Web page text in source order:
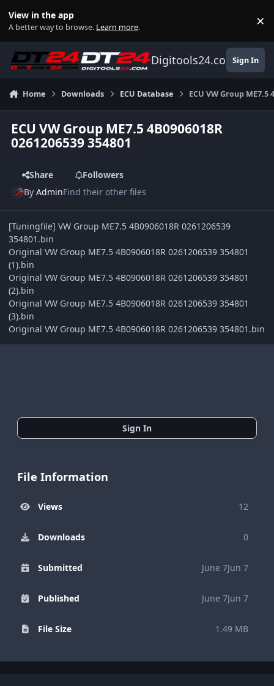
View in the app
A better way to browse. Learn more. ×
Digitools24.comSign In
Home Downloads ECU Database ECU VW Group ME7.5
ECU VW Group ME7.5 4B0906018R
0261206539 354801
Share
Followers
ByAdminFind their other files
[Tuningfile] VW Group ME7.5 4B0906018R 0261206539
354801.bin
Original VW Group ME7.5 4B0906018R 0261206539 354801
(1).bin
Original VW Group ME7.5 4B0906018R 0261206539 354801
(2).bin
Original VW Group ME7.5 4B0906018R 0261206539 354801
(3).bin
Original VW Group ME7.5 4B0906018R 0261206539 354801.bin
Sign In
File Information
Views 12
Downloads 0
Submitted June 7Jun 7
Published June 7Jun 7
File Size 1.49 MB